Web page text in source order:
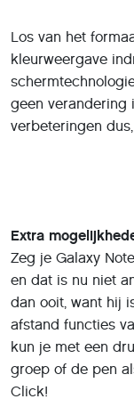
Los van het
kleurweergave
geen verandering
verbeteringen
Extra
Zeg je Galaxy
en dat is nu niet
dan ooit, want hij
afstand functies
kun je met een
groep of de pen
Click!